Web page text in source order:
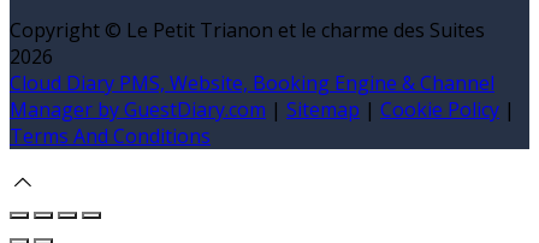
Copyright © Le Petit Trianon et le charme des Suites
2026
Cloud Diary PMS, Website, Booking Engine & Channel
Manager by GuestDiary.com | Sitemap | Cookie Policy |
Terms And Conditions